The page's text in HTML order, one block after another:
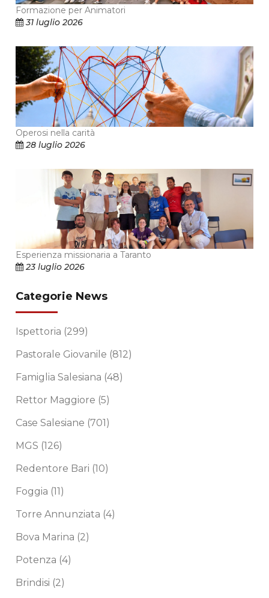
Formazione per Animatori
31 luglio 2026
Operosi nella carità
28 luglio 2026
Esperienza missionaria a Taranto
23 luglio 2026
Categorie News
Ispettoria (299)
Pastorale Giovanile (812)
Famiglia Salesiana (48)
Rettor Maggiore (5)
Case Salesiane (701)
MGS (126)
Redentore Bari (10)
Foggia (11)
Torre Annunziata (4)
Bova Marina (2)
Potenza (4)
Brindisi (2)